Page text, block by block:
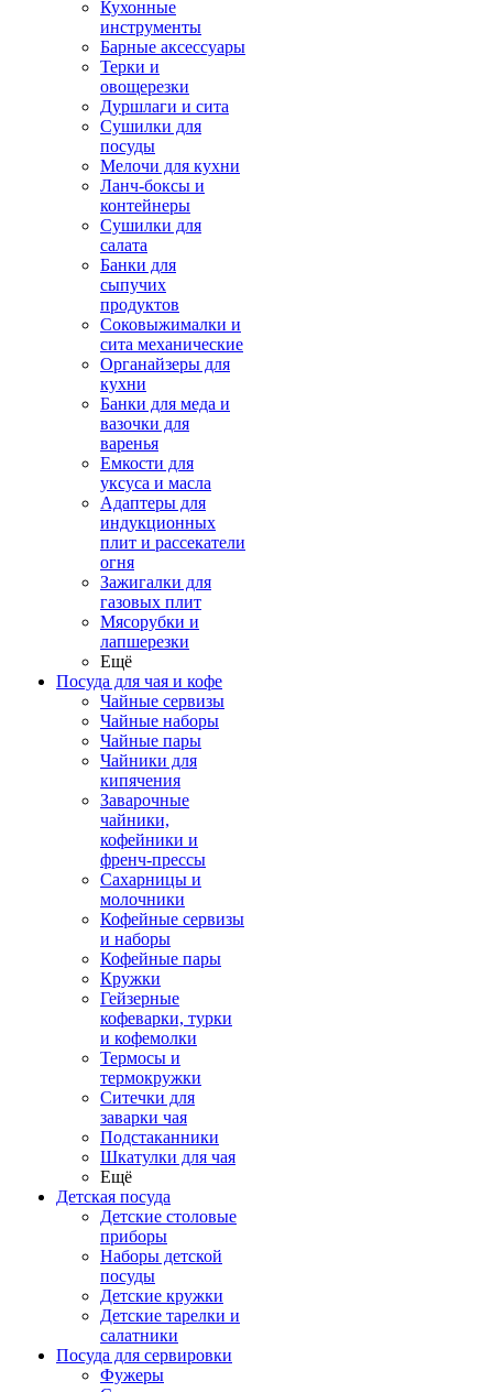
Кухонные
инструменты
Барные аксессуары
Терки и
овощерезки
Дуршлаги и сита
Сушилки для
посуды
Мелочи для кухни
Ланч-боксы и
контейнеры
Сушилки для
салата
Банки для
сыпучих
продуктов
Соковыжималки и
сита механические
Органайзеры для
кухни
Банки для меда и
вазочки для
варенья
Емкости для
уксуса и масла
Адаптеры для
индукционных
плит и рассекатели
огня
Зажигалки для
газовых плит
Мясорубки и
лапшерезки
Ещё
Посуда для чая и кофе
Чайные сервизы
Чайные наборы
Чайные пары
Чайники для
кипячения
Заварочные
чайники,
кофейники и
френч-прессы
Сахарницы и
молочники
Кофейные сервизы
и наборы
Кофейные пары
Кружки
Гейзерные
кофеварки, турки
и кофемолки
Термосы и
термокружки
Ситечки для
заварки чая
Подстаканники
Шкатулки для чая
Ещё
Детская посуда
Детские столовые
приборы
Наборы детской
посуды
Детские кружки
Детские тарелки и
салатники
Посуда для сервировки
Фужеры